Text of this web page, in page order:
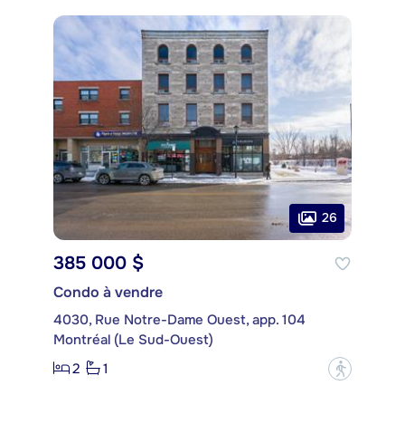
26
385 000 $
Condo à vendre
4030, Rue Notre-Dame Ouest, app. 104
Montréal (Le Sud-Ouest)
2
1 ?